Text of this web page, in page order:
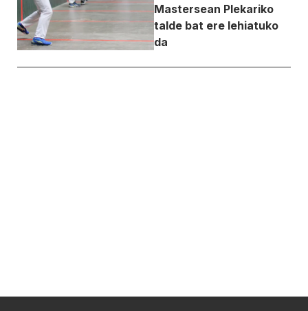
Mastersean Plekariko
talde bat ere lehiatuko
da